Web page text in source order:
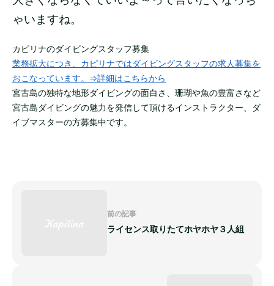
ゃいますね。
カピリナのダイビングスタッフ募集
業務拡大につき、カピリナではダイビングスタッフの求人募集を
おこなっています。⇒詳細はこちらから
宮古島の独特な地形ダイビングの面白さ、珊瑚や魚の豊富さなど
宮古島ダイビングの魅力を発信して頂けるインストラクター、ダ
イブマスターの方募集中です。
前の記事
ライセンス取りたてホヤホヤ３人組